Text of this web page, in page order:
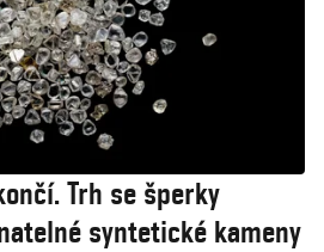
Trh se šperky
syntetické kameny